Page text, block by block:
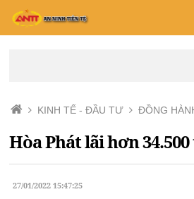
KINH TẾ - ĐẦU TƯ ĐỒNG
Hòa Phát lãi hơn
27/01/2022 15:47:25